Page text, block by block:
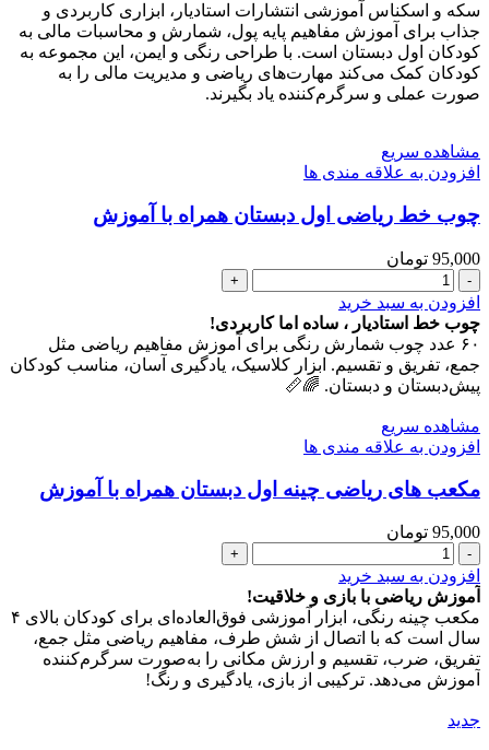
آموزشی
کتاب
ریاضی
اول
دبستان
سکه و اسکناس آموزشی انتشارات استادیار، ابزاری کاربردی و
جذاب برای آموزش مفاهیم پایه پول، شمارش و محاسبات مالی به
کودکان اول دبستان است. با طراحی رنگی و ایمن، این مجموعه به
کودکان کمک می‌کند مهارت‌های ریاضی و مدیریت مالی را به
صورت عملی و سرگرم‌کننده یاد بگیرند.
مشاهده سریع
افزودن به علاقه مندی ها
چوب خط ریاضی اول دبستان همراه با آموزش
95,000 تومان
چوب
خط
ریاضی
اول
دبستان
همراه
آموزش
عدد
افزودن به سبد خرید
چوب خط استادیار ، ساده اما کاربردی!
۶۰ عدد چوب شمارش رنگی برای آموزش مفاهیم ریاضی مثل
جمع، تفریق و تقسیم. ابزار کلاسیک، یادگیری آسان، مناسب کودکان
پیش‌دبستان و دبستان. 🌈📏
مشاهده سریع
افزودن به علاقه مندی ها
مکعب های ریاضی چینه اول دبستان همراه با آموزش
95,000 تومان
مکعب
های
ریاضی
چینه
اول
دبستان
همراه
آموزش
افزودن به سبد خرید
آموزش ریاضی با بازی و خلاقیت!
مکعب چینه رنگی، ابزار آموزشی فوق‌العاده‌ای برای کودکان بالای ۴
سال است که با اتصال از شش طرف، مفاهیم ریاضی مثل جمع،
تفریق، ضرب، تقسیم و ارزش مکانی را به‌صورت سرگرم‌کننده
آموزش می‌دهد. ترکیبی از بازی، یادگیری و رنگ!
جدید